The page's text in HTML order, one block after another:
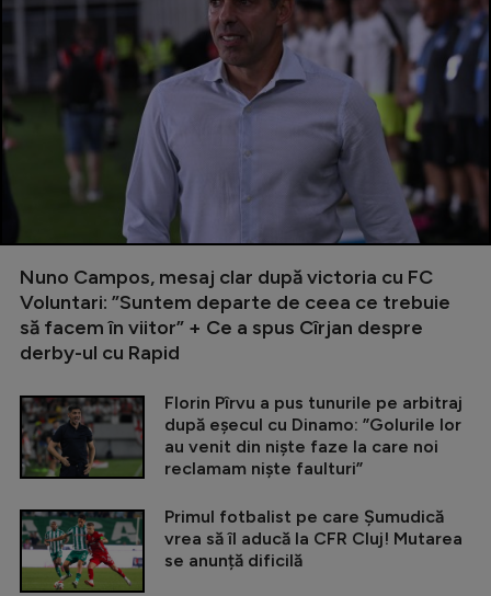
Nuno Campos, mesaj clar după victoria cu FC
Voluntari: ”Suntem departe de ceea ce trebuie
să facem în viitor” + Ce a spus Cîrjan despre
derby-ul cu Rapid
Florin Pîrvu a pus tunurile pe arbitraj
după eșecul cu Dinamo: ”Golurile lor
au venit din niște faze la care noi
reclamam niște faulturi”
Primul fotbalist pe care Șumudică
vrea să îl aducă la CFR Cluj! Mutarea
se anunță dificilă